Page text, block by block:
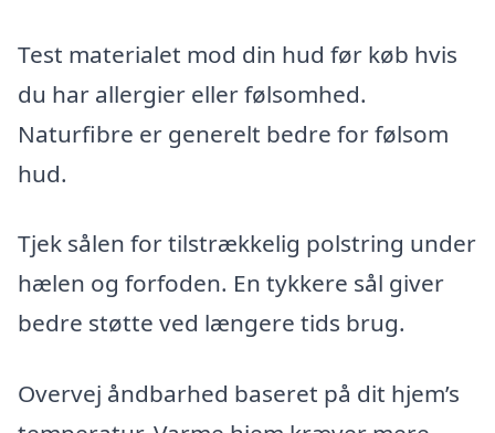
Test materialet mod din hud før køb hvis
du har allergier eller følsomhed.
Naturfibre er generelt bedre for følsom
hud.
Tjek sålen for tilstrækkelig polstring under
hælen og forfoden. En tykkere sål giver
bedre støtte ved længere tids brug.
Overvej åndbarhed baseret på dit hjem’s